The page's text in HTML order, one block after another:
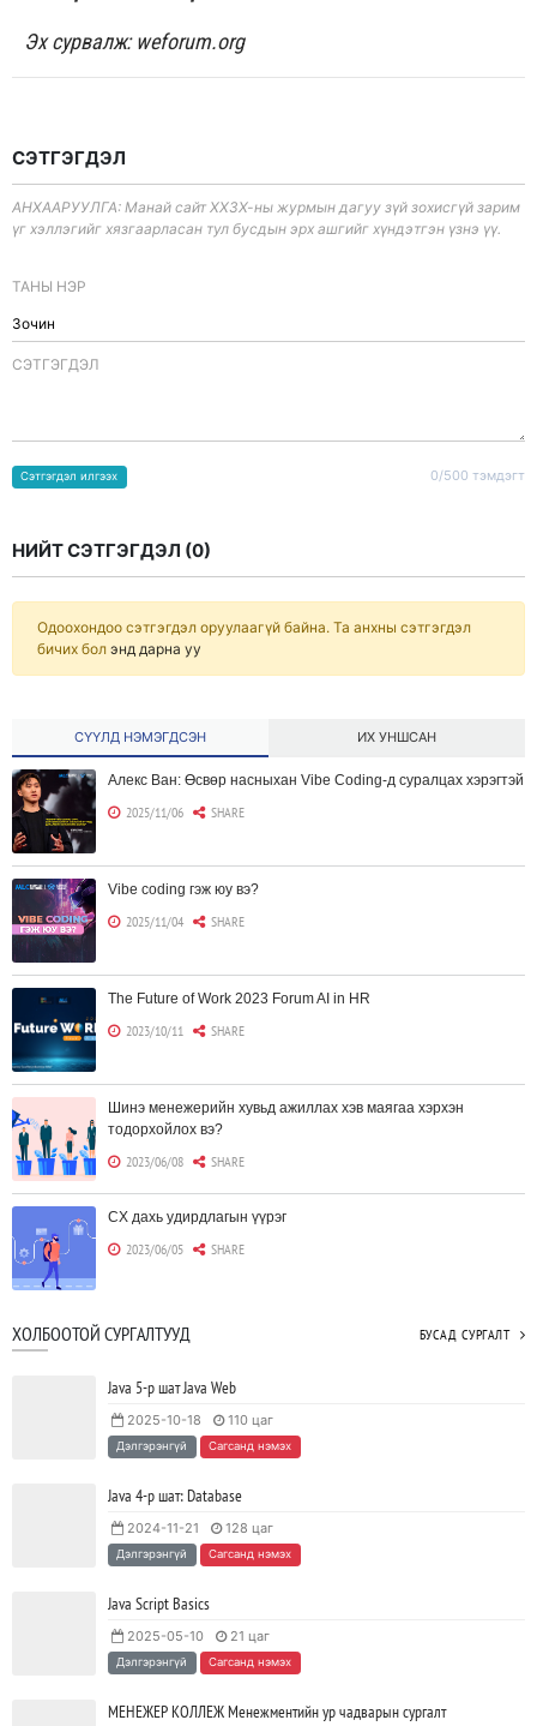
Эх сурвалж: weforum.org
СЭТГЭГДЭЛ
АНХААРУУЛГА: Манай сайт ХХЗХ-ны журмын дагуу зүй зохисгүй зарим
үг хэллэгийг хязгаарласан тул бусдын эрх ашгийг хүндэтгэн үзнэ үү.
ТАНЫ НЭР
CЭТГЭГДЭЛ
0/500 тэмдэгт
Сэтгэгдэл илгээх
НИЙТ СЭТГЭГДЭЛ (0)
Одоохондоо сэтгэгдэл оруулаагүй байна. Та анхны сэтгэгдэл
бичих бол энд дарна уу
СҮҮЛД НЭМЭГДСЭН ИХ УНШСАН
Алекс Ван: Өсвөр насныхан Vibe Coding-д суралцах хэрэгтэй
2025/11/06 SHARE
Vibe coding гэж юу вэ?
2025/11/04 SHARE
The Future of Work 2023 Forum AI in HR
2023/10/11 SHARE
Шинэ менежерийн хувьд ажиллах хэв маягаа хэрхэн
тодорхойлох вэ?
2023/06/08 SHARE
CX дахь удирдлагын үүрэг
2023/06/05 SHARE
Борлуулагчид "ЮҮЛҮҮР"-т төвлөрөх шаардлагагүй болж
2023/06/02 SHARE
Тодорхойгүй цаг үед CEO нар хэрхэн инновацийг дэмжих вэ?
JAVA программчлалын хэлний олимпиад амжилттай зохион
байгуулагдлаа.
2023/05/15 SHARE
Java VS Python: Аль хэлийг түрүүлж сурах вэ?
ХОЛБООТОЙ СУРГАЛТУУД БУСАД СУРГАЛТ
Java 5-р шат Java Web
2025-10-18 110 цаг
Дэлгэрэнгүй Сагсанд нэмэх
Java 4-р шат: Database
2024-11-21 128 цаг
Дэлгэрэнгүй Сагсанд нэмэх
Java Script Basics
2025-05-10 21 цаг
Дэлгэрэнгүй Сагсанд нэмэх
МЕНЕЖЕР КОЛЛЕЖ Менежментийн ур чадварын сургалт